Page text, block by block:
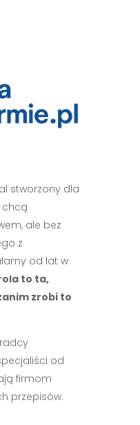
stworzony dla
chcą
ale bez
z
od lat w
to ta,
zrobi to
od
firmom
przepisów.